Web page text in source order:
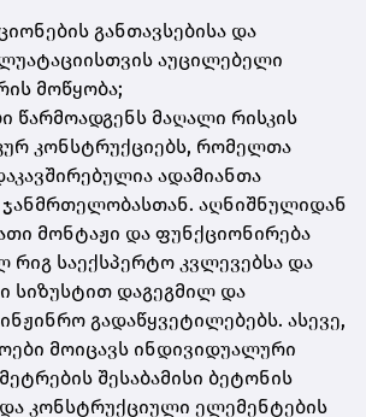
განთავსებისა და
აუცილებელი
მოწყობა;
წარმოადგენს მაღალი რისკის
კონსტრუქციებს, რომელთა
ადამიანთა
აღნიშნულიდან
მონტაჟი და ფუნქციონირება
რიგ საექსპერტო კვლევებსა და
სიზუსტით დაგეგმილ და
გადაწყვეტილებებს. ასევე,
მოიცავს ინდივიდუალური
შესაბამისი ბეტონის
კონსტრუქციული ელემენტების